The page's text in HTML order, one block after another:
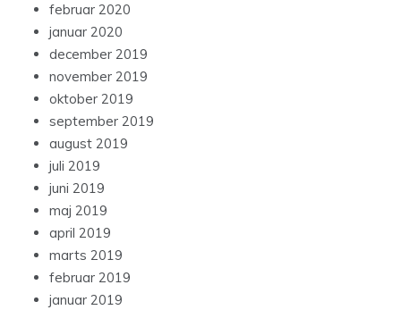
februar 2020
januar 2020
december 2019
november 2019
oktober 2019
september 2019
august 2019
juli 2019
juni 2019
maj 2019
april 2019
marts 2019
februar 2019
januar 2019